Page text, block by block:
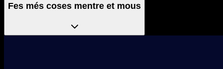
Fes més coses mentre et mous